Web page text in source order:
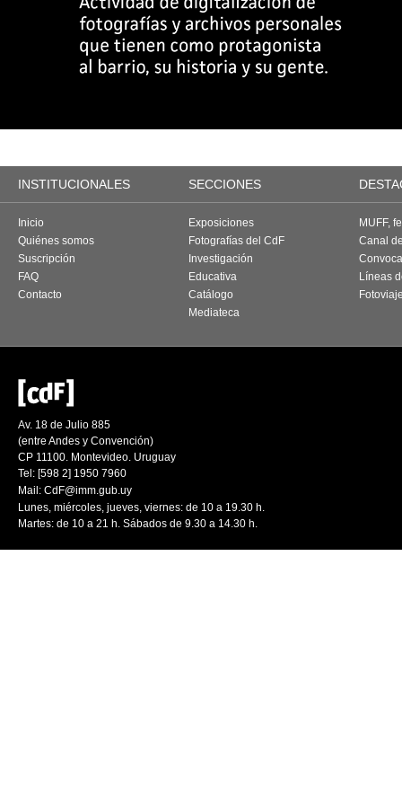
INSTITUCIONALES SECCIONES
Inicio
Quiénes somos
Suscripción
FAQ
Contacto
Exposiciones
Fotografías del CdF
Investigación
Educativa
Catálogo
Mediateca
MUFF,
Canal
Líneas
Av. 18 de Julio 885
(entre Andes y Convención)
CP 11100. Montevideo. Uruguay
Tel: [598 2] 1950 7960
Mail: CdF@imm.gub.uy
Lunes, miércoles, jueves, viernes: de 10 a 19.30 h.
Martes: de 10 a 21 h. Sábados de 9.30 a 14.30 h.